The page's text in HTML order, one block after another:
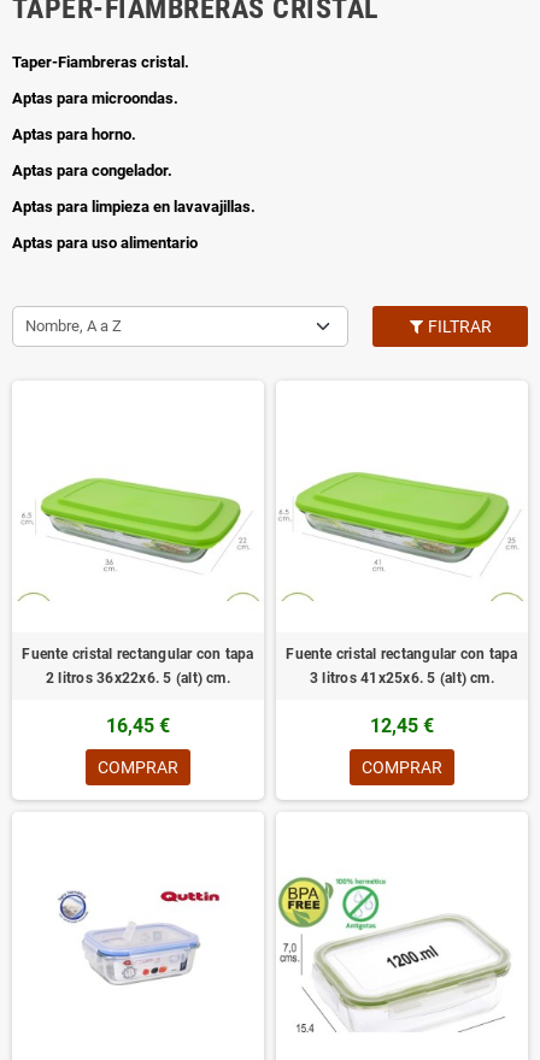
TAPER-FIAMBRERAS CRISTAL
Taper-Fiambreras cristal.
Aptas para microondas.
Aptas para horno.
Aptas para congelador.
Aptas para limpieza en lavavajillas.
Aptas para uso alimentario
Nombre, A a Z FILTRAR
Fuente cristal rectangular con tapa
2 litros 36x22x6. 5 (alt) cm.
16,45 €
COMPRAR
Fuente cristal rectangular con tapa
3 litros 41x25x6. 5 (alt) cm.
12,45 €
COMPRAR